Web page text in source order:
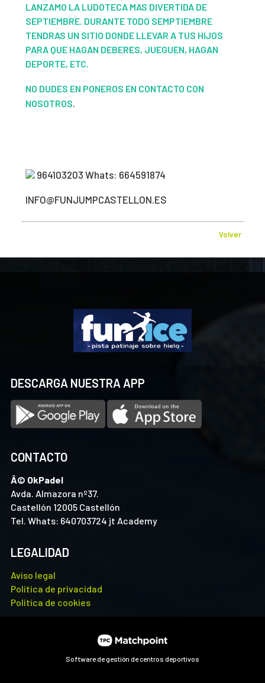
LANZAMO LA LUDOTECA MAS DIVERTIDA DE
SEPTIEMBRE. DURANTE TODO SEMPTIEMBRE
TENDRAS UN SITIO DONDE LLEVAR A TUS HIJOS
PARA QUE HAGAN DEBERES, JUEGUEN, HAGAN
DEPORTE, ETC.
NO DUDES EN PONEROS EN CONTACTO CON
NOSOTROS
964103203 Whats: 664591874
INFO@FUNJUMPCASTELLON.ES
Volver
DESCARGA NUESTRA APP
CONTACTO
Â© OkPadel
Avda. Almazora nº37.
Castellón 12005 Castellón
Tel. Whats: 640703724 jt Academy
LEGALIDAD
Aviso legal
Política de privacidad
Política de cookies
Software de gestión de centros deportivos